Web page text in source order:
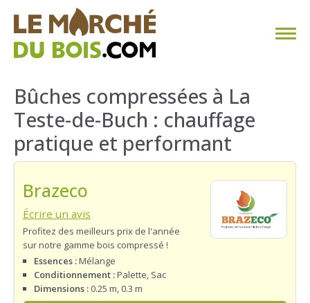
CHAUFFAGE AU BOIS
FAQ
CALCULER SA CONSOMMATION
TROUVER SON FOURNISSEUR
BLOG
ESPACE PRO
Bûches compressées à La
Teste-de-Buch : chauffage
pratique et performant
Brazeco
Écrire un avis
Profitez des meilleurs prix de l'année
sur notre gamme bois compressé !
Essences :Mélange
Conditionnement :Palette, Sac
Dimensions : 0.25 m, 0.3 m